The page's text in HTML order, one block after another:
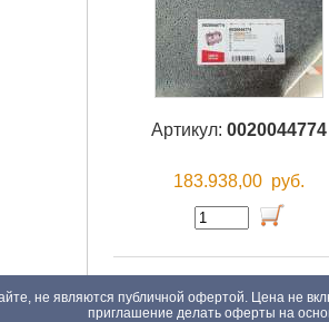
Артикул: 0020044774
183.938,00 руб.
не являются публичной офертой. Цена не
приглашение делать оферты на